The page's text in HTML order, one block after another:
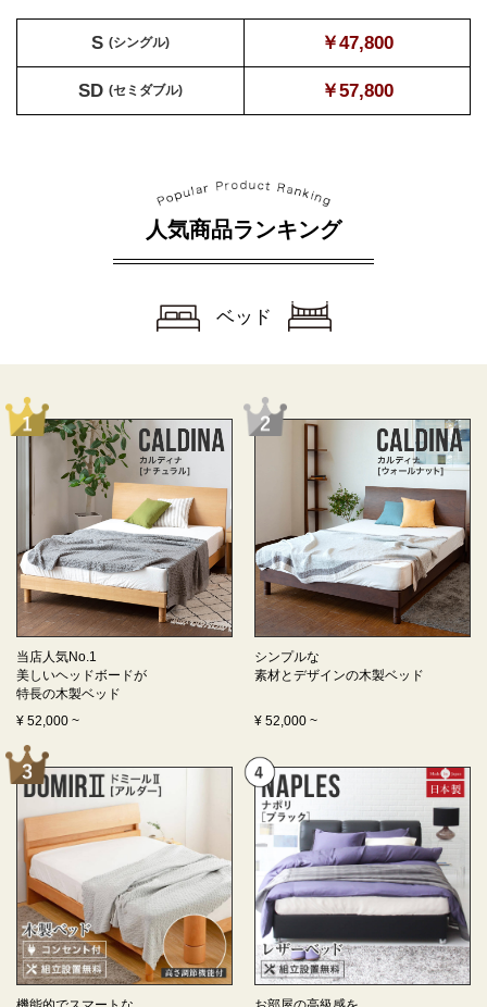
S (シングル) ￥47,800
SD (セミダブル) ￥57,800
人気商品ランキング
ベッド
当店人気No.1
美しいヘッドボードが
特長の木製ベッド
¥ 52,000 ~
シンプルな
素材とデザインの木製ベッド
¥ 52,000 ~